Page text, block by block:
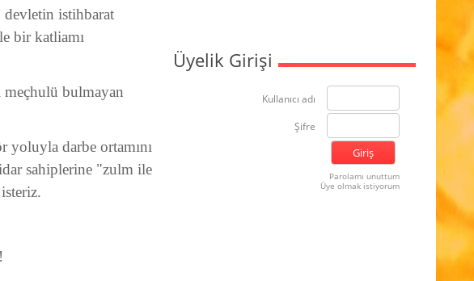
istihbarat
bir katliamı
meçhulü bulmayan
darbe ortamını
sahiplerine "zulm ile
Üyelik Girişi
Kullanıcı adı
Şifre
Parolamı unuttum
Üye olmak istiyorum